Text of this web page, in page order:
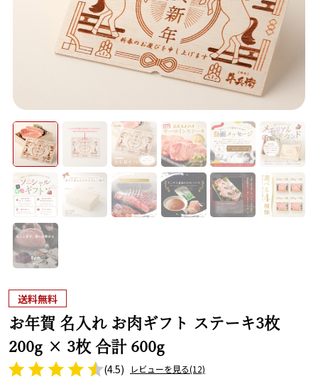
送料無料
お年賀 名入れ お肉ギフト ステーキ3枚
200g × 3枚 合計 600g
(4.5) レビューを見る(12)